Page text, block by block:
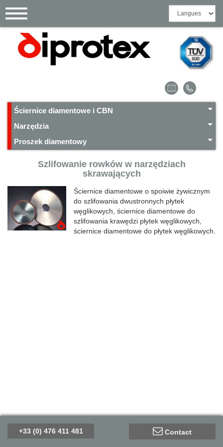
Toggle
navigation
Ściernice diamentowe i CBN
Narzędzia
Proszek diamentowy
Szlifowanie rowków w narzędziach
skrawających
Ściernice diamentowe o spoiwie żywicznym
do szlifowania dwustronnych płytek
węglikowych, ściernice diamentowe do
szlifowania krawędzi płytek węglikowych,
ściernice diamentowe do płytek węglikowych.
+33 (0) 476 411 481 Contact